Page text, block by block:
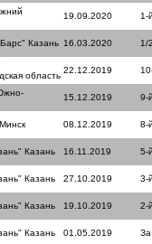
19.09.2020 1-
Казань 16.03.2020 1/
область
22.12.2019
15.12.2019 9-
08.12.2019 8-
Казань 16.11.2019 5-
Казань 27.10.2019 3-
Казань 19.10.2019 2-
Казань 01.05.2019